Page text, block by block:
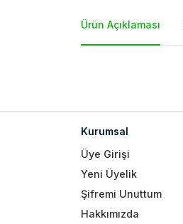
Ürün Açıklaması
Kurumsal
Üye Girişi
Yeni Üyelik
Şifremi Unuttum
Hakkımızda